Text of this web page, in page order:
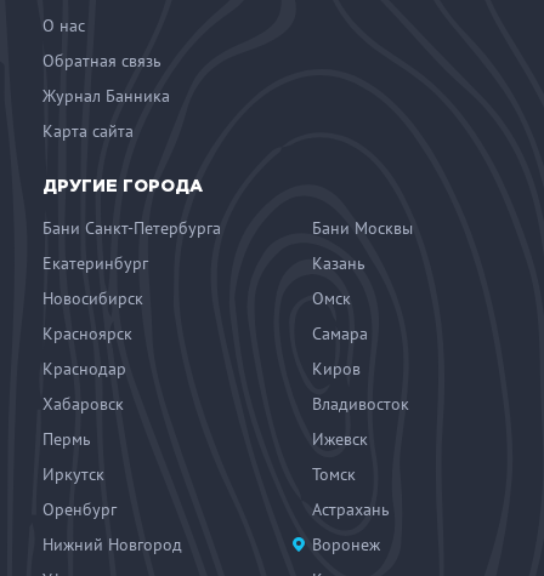
О нас
Обратная связь
Журнал Банника
Карта сайта
ДРУГИЕ ГОРОДА
Бани Санкт-Петербурга
Бани Москвы
Екатеринбург
Казань
Новосибирск
Омск
Красноярск
Самара
Краснодар
Киров
Хабаровск
Владивосток
Пермь
Ижевск
Иркутск
Томск
Оренбург
Астрахань
Нижний Новгород
Воронеж